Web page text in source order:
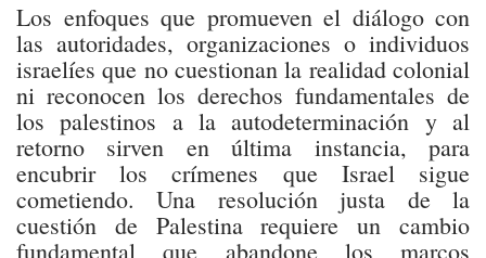
Los enfoques que promueven el diálogo con
las autoridades, organizaciones o individuos
israelíes que no cuestionan la realidad colonial
ni reconocen los derechos fundamentales de
los palestinos a la autodeterminación y al
retorno sirven en última instancia, para
encubrir los crímenes que Israel sigue
cometiendo. Una resolución justa de la
cuestión de Palestina requiere un cambio
fundamental que abandone los marcos